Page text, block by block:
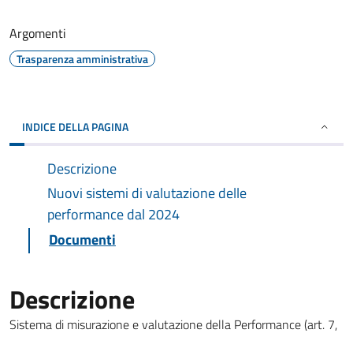
Argomenti
Trasparenza amministrativa
INDICE DELLA PAGINA
Descrizione
Nuovi sistemi di valutazione delle
performance dal 2024
Documenti
Descrizione
Sistema di misurazione e valutazione della Performance (art. 7,